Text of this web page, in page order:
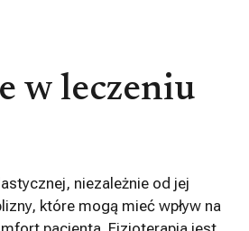
w leczeniu
niezależnie od jej
które mogą mieć wpływ na